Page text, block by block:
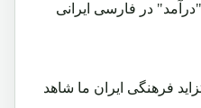
در فارسی ایرانی
فرهنگی ایران ما شاهد